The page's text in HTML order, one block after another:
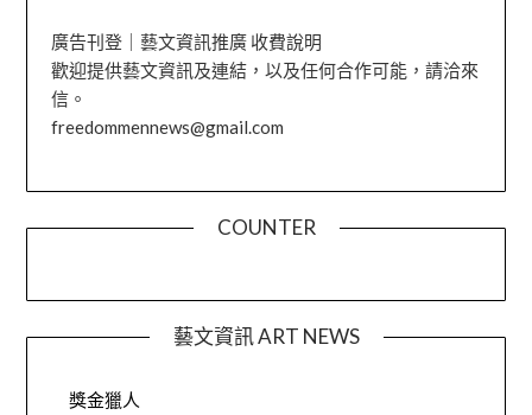
廣告刊登｜藝文資訊推廣 收費說明
歡迎提供藝文資訊及連結，以及任何合作可能，請洽來
信。
freedommennews@gmail.com
COUNTER
藝文資訊 ART NEWS
獎金獵人